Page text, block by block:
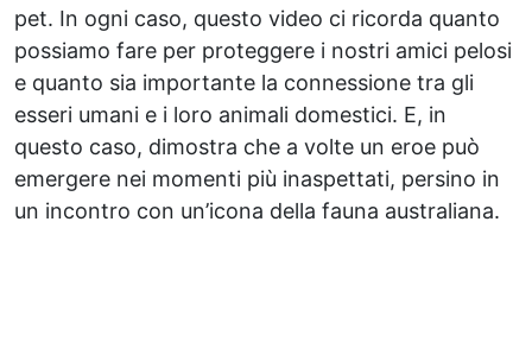
pet. In ogni caso, questo video ci ricorda quanto
possiamo fare per proteggere i nostri amici pelosi
e quanto sia importante la connessione tra gli
esseri umani e i loro animali domestici. E, in
questo caso, dimostra che a volte un eroe può
emergere nei momenti più inaspettati, persino in
un incontro con un’icona della fauna australiana.